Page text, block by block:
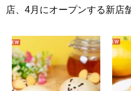
店、4月にオープンする新店